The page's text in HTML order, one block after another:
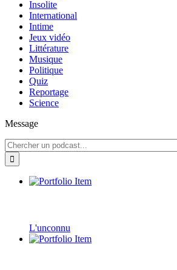
Insolite
International
Intime
Jeux vidéo
Littérature
Musique
Politique
Quiz
Reportage
Science
Message
L'unconnu